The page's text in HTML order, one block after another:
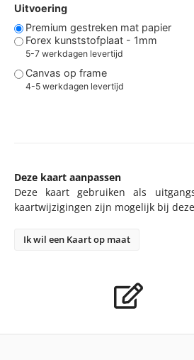
Uitvoering
Premium gestreken mat papier
Forex kunststofplaat - 1mm
5-7 werkdagen levertijd
Canvas op frame
4-5 werkdagen levertijd
Deze kaart aanpassen
Deze kaart gebruiken als
kaartwijzigingen zijn mogelijk bij
Ik wil een Kaart op maat